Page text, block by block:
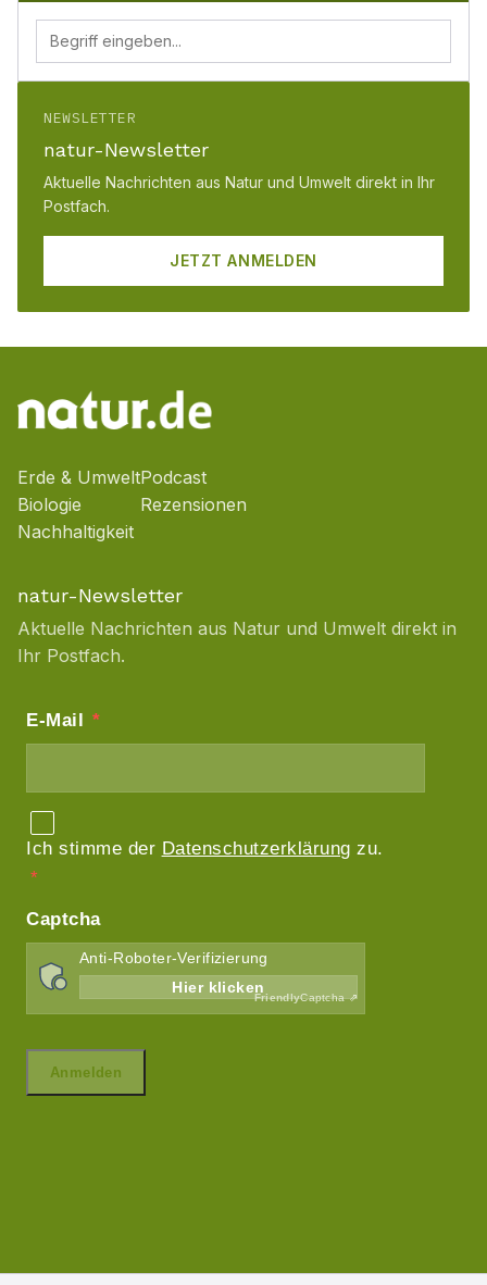
NEWSLETTER
natur-Newsletter
Aktuelle Nachrichten aus Natur und Umwelt direkt in Ihr
Postfach.
JETZT ANMELDEN
Erde & Umwelt
Biologie
Nachhaltigkeit
Podcast
Rezensionen
natur-Newsletter
Aktuelle Nachrichten aus Natur und Umwelt direkt in
Ihr Postfach.